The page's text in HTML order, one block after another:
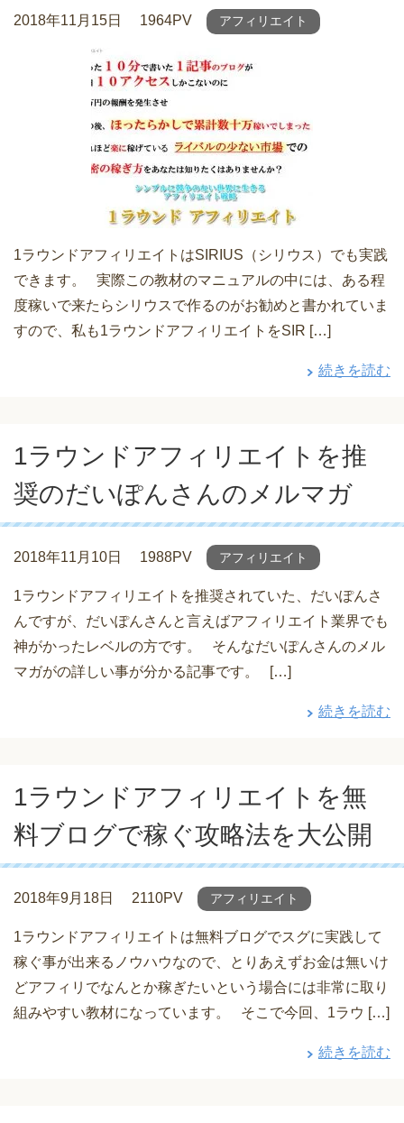
2018年11月15日 1964PV アフィリエイト
1ラウンドアフィリエイトはSIRIUS（シリウス）でも実践
できます。 実際この教材のマニュアルの中には、ある程
度稼いで来たらシリウスで作るのがお勧めと書かれていま
すので、私も1ラウンドアフィリエイトをSIR […]
続きを読む
1ラウンドアフィリエイトを推
奨のだいぽんさんのメルマガ
2018年11月10日 1988PV アフィリエイト
1ラウンドアフィリエイトを推奨されていた、だいぽんさ
んですが、だいぽんさんと言えばアフィリエイト業界でも
神がかったレベルの方です。 そんなだいぽんさんのメル
マガがの詳しい事が分かる記事です。 […]
続きを読む
1ラウンドアフィリエイトを無
料ブログで稼ぐ攻略法を大公開
2018年9月18日 2110PV アフィリエイト
1ラウンドアフィリエイトは無料ブログでスグに実践して
稼ぐ事が出来るノウハウなので、とりあえずお金は無いけ
どアフィリでなんとか稼ぎたいという場合には非常に取り
組みやすい教材になっています。 そこで今回、1ラウ […]
続きを読む